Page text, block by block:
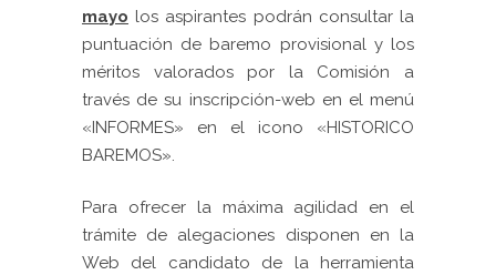
mayo los aspirantes podrán consultar la
puntuación de baremo provisional y los
méritos valorados por la Comisión a
través de su inscripción-web en el menú
«INFORMES» en el icono «HISTORICO
BAREMOS».
Para ofrecer la máxima agilidad en el
trámite de alegaciones disponen en la
Web del candidato de la herramienta